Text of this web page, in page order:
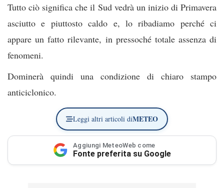
Tutto ciò significa che il Sud vedrà un inizio di Primavera
asciutto e piuttosto caldo e, lo ribadiamo perché ci
appare un fatto rilevante, in pressoché totale assenza di
fenomeni.
Dominerà quindi una condizione di chiaro stampo
anticiclonico.
Leggi altri articoli diMETEO
Aggiungi MeteoWeb come
Fonte preferita su Google